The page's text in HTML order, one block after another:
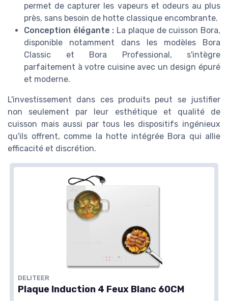
permet de capturer les vapeurs et odeurs au plus
près, sans besoin de hotte classique encombrante.
Conception élégante : La plaque de cuisson Bora,
disponible notamment dans les modèles Bora
Classic et Bora Professional, s'intègre
parfaitement à votre cuisine avec un design épuré
et moderne.
L'investissement dans ces produits peut se justifier
non seulement par leur esthétique et qualité de
cuisson mais aussi par tous les dispositifs ingénieux
qu'ils offrent, comme la hotte intégrée Bora qui allie
efficacité et discrétion.
DELITEER
Plaque Induction 4 Feux Blanc 60CM